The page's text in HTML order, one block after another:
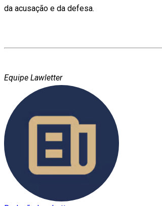
da acusação e da defesa.
Equipe Lawletter